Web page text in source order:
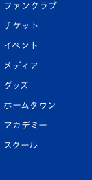
ファンクラブ
チケット
イベント
メディア
グッズ
ホームタウン
アカデミー
スクール